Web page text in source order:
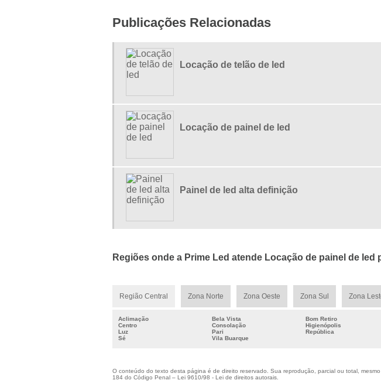
Publicações Relacionadas
Locação de telão de led
Locação de painel de led
Painel de led alta definição
Regiões onde a Prime Led atende Locação de painel de led
Região Central Zona Norte Zona Oeste Zona Sul Zona
Aclimação Bela Vista Bom Retiro
Centro
Consolação Higienópolis
Luz
Pari República
Sé
Vila Buarque
O conteúdo do texto desta página é de direito reservado. Sua reprodução, parcial ou total,
184 do Código Penal – Lei 9610/98 - Lei de direitos autorais